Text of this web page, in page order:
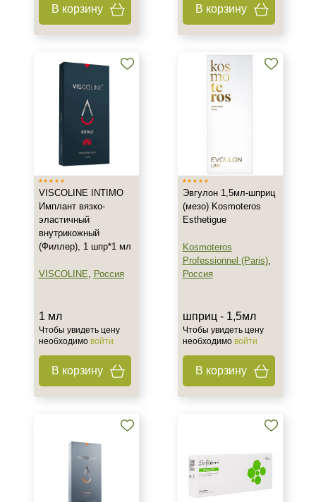
Контурная пластика
Объемное моделирование
Форма выпуска
В корзину В корзину
VISCOLINE INTIMO
Имплант вязко-
эластичный
внутрикожный
(Филлер), 1 шпр*1 мл
VISCOLINE, Россия
1 мл
Чтобы увидеть цену
необходимо войти
В корзину
Эвгулон 1,5мл-шприц
(мезо) Kosmoteros
Esthetigue
Kosmoteros
Professionnel (Paris),
Россия
шприц - 1,5мл
Чтобы увидеть цену
необходимо войти
В корзину